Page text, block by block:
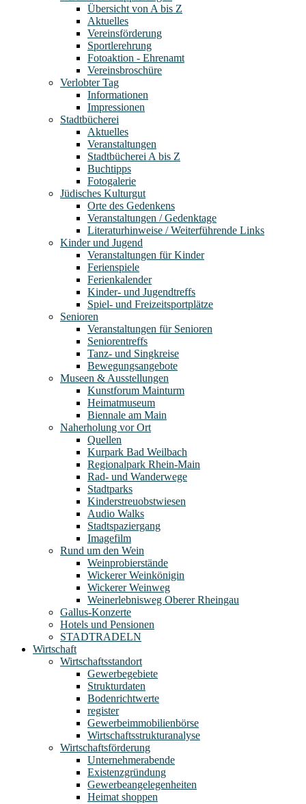
Übersicht von A bis Z
Aktuelles
Vereinsförderung
Sportlerehrung
Fotoaktion - Ehrenamt
Vereinsbroschüre
Verlobter Tag
Informationen
Impressionen
Stadtbücherei
Aktuelles
Veranstaltungen
Stadtbücherei A bis Z
Buchtipps
Fotogalerie
Jüdisches Kulturgut
Orte des Gedenkens
Veranstaltungen / Gedenktage
Literaturhinweise / Weiterführende Links
Kinder und Jugend
Veranstaltungen für Kinder
Ferienspiele
Ferienkalender
Kinder- und Jugendtreffs
Spiel- und Freizeitsportplätze
Senioren
Veranstaltungen für Senioren
Seniorentreffs
Tanz- und Singkreise
Bewegungsangebote
Museen & Ausstellungen
Kunstforum Mainturm
Heimatmuseum
Biennale am Main
Naherholung vor Ort
Quellen
Kurpark Bad Weilbach
Regionalpark Rhein-Main
Rad- und Wanderwege
Stadtparks
Kinderstreuobstwiesen
Audio Walks
Stadtspaziergang
Imagefilm
Rund um den Wein
Weinprobierstände
Wickerer Weinkönigin
Wickerer Weinweg
Weinerlebnisweg Oberer Rheingau
Gallus-Konzerte
Hotels und Pensionen
STADTRADELN
Wirtschaft
Wirtschaftsstandort
Gewerbegebiete
Strukturdaten
Bodenrichtwerte
register
Gewerbeimmobilienbörse
Wirtschaftsstrukturanalyse
Wirtschaftsförderung
Unternehmerabende
Existenzgründung
Gewerbeangelegenheiten
Heimat shoppen